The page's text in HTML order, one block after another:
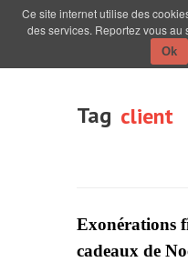
Tag client
Exonérations
cadeaux de
Ce site internet utilise des
des services. Reportez vous
Ok